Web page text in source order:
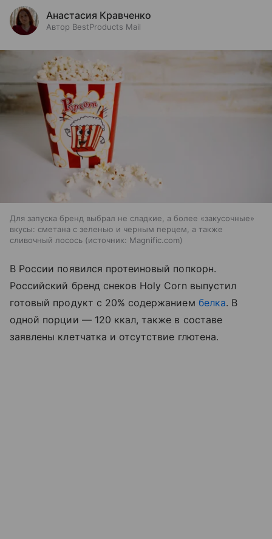
Анастасия Кравченко
Автор BestProducts Mail
Для запуска бренд выбрал не сладкие, а более «закусочные»
вкусы: сметана с зеленью и черным перцем, а также
сливочный лосось
источник: Magnific.com
В России появился протеиновый попкорн.
Российский бренд снеков Holy Corn выпустил
готовый продукт с 20% содержанием белка. В
одной порции — 120 ккал, также в составе
заявлены клетчатка и отсутствие глютена.